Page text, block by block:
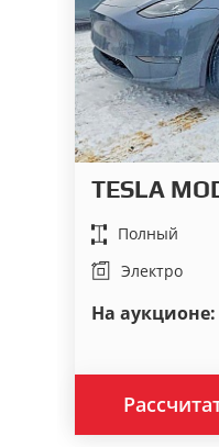
TESLA
Полный
Электро
На аукционе: